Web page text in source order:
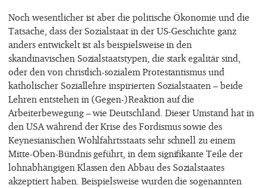
Noch wesentlicher ist aber die politische Ökonomie und die
Tatsache, dass der Sozialstaat in der US-Geschichte ganz
anders entwickelt ist als beispielsweise in den
skandinavischen Sozialstaatstypen, die stark egalitär sind,
oder den von christlich-sozialem Protestantismus und
katholischer Soziallehre inspirierten Sozialstaaten – beide
Lehren entstehen in (Gegen-)Reaktion auf die
Arbeiterbewegung – wie Deutschland. Dieser Umstand hat in
den USA während der Krise des Fordismus sowie des
Keynesianischen Wohlfahrtsstaats sehr schnell zu einem
Mitte-Oben-Bündnis geführt, in dem signifikante Teile der
lohnabhängigen Klassen den Abbau des Sozialstaates
akzeptiert haben. Beispielsweise wurden die sogenannten